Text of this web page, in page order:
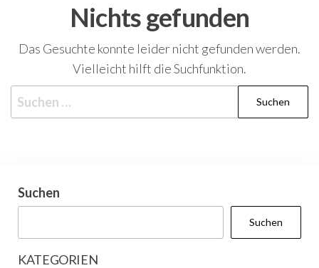
Nichts gefunden
Das Gesuchte konnte leider nicht gefunden werden.
Vielleicht hilft die Suchfunktion.
nach:
Suchen
Suchen
KATEGORIEN